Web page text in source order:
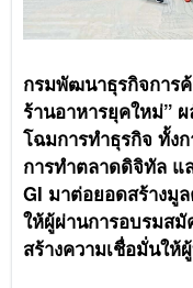
กรมพัฒนาธุรกิจการ
ร้านอาหารยุคใหม่”
โฉมการทำธุรกิจ ทั้ง
การทำตลาดดิจิทัล แ
GI มาต่อยอดสร้างมู
ให้ผู้ผ่านการอบรมส
สร้างความเชื่อมั่นให้